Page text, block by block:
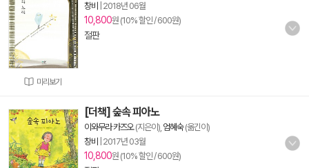
미리보기
창비
2018년 06월
10,800원 (10% 할인 / 600원)
절판
[더책] 숲속 피아노
이와무라 카즈오(지은이), 엄혜숙(옮긴이)
창비
2017년 03월
10,800원 (10% 할인 / 600원)